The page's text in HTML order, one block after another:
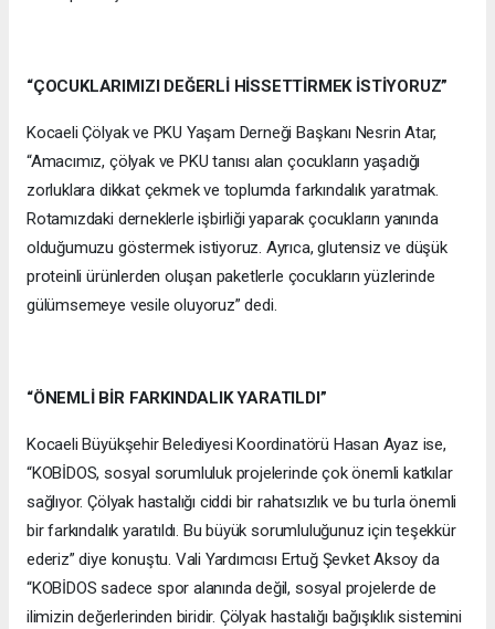
“ÇOCUKLARIMIZI DEĞERLİ HİSSETTİRMEK İSTİYORUZ”
Kocaeli Çölyak ve PKU Yaşam Derneği Başkanı Nesrin Atar,
“Amacımız, çölyak ve PKU tanısı alan çocukların yaşadığı
zorluklara dikkat çekmek ve toplumda farkındalık yaratmak.
Rotamızdaki derneklerle işbirliği yaparak çocukların yanında
olduğumuzu göstermek istiyoruz. Ayrıca, glutensiz ve düşük
proteinli ürünlerden oluşan paketlerle çocukların yüzlerinde
gülümsemeye vesile oluyoruz” dedi.
“ÖNEMLİ BİR FARKINDALIK YARATILDI”
Kocaeli Büyükşehir Belediyesi Koordinatörü Hasan Ayaz ise,
“KOBİDOS, sosyal sorumluluk projelerinde çok önemli katkılar
sağlıyor. Çölyak hastalığı ciddi bir rahatsızlık ve bu turla önemli
bir farkındalık yaratıldı. Bu büyük sorumluluğunuz için teşekkür
ederiz” diye konuştu. Vali Yardımcısı Ertuğ Şevket Aksoy da
“KOBİDOS sadece spor alanında değil, sosyal projelerde de
ilimizin değerlerinden biridir. Çölyak hastalığı bağışıklık sistemini